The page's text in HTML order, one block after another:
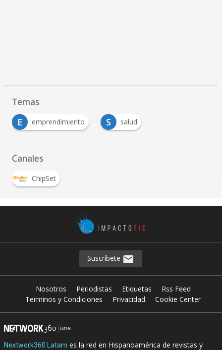
Temas
E
emprendimiento S salud
Canales
ChipSet
Suscríbete
Nosotros Periodistas Etiquetas
Rss Feed
Terminos y Condiciones
Privacidad Cookie Center
Nextwork360 Latam es la red en Hispanoamérica de revistas y